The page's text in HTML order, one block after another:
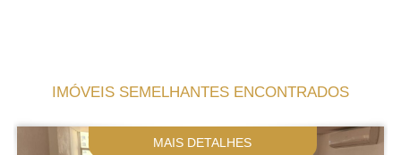
IMÓVEIS SEMELHANTES ENCONTRADOS
MAIS DETALHES